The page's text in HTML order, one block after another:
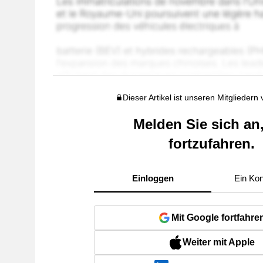
Dieser Artikel ist unseren Mitgliedern
Melden Sie sich
fortzufahren.
Einloggen Ein
Mit Google
Weiter mit Apple